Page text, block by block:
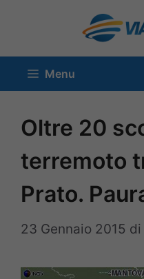
contenuto
Menu
Oltre 20
terremoto
Prato.
23 Gennaio 2015 di